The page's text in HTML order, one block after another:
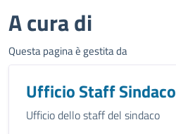
A cura di
Questa pagina è gestita da
Ufficio Staff Sindaco
Ufficio dello staff del sindaco